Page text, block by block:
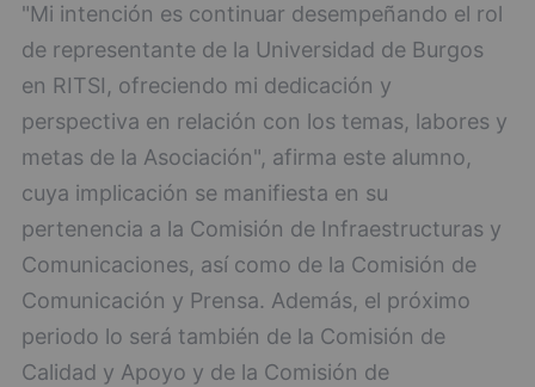
"Mi intención es continuar desempeñando el rol
de representante de la Universidad de Burgos
en RITSI, ofreciendo mi dedicación y
perspectiva en relación con los temas, labores y
metas de la Asociación", afirma este alumno,
cuya implicación se manifiesta en su
pertenencia a la Comisión de Infraestructuras y
Comunicaciones, así como de la Comisión de
Comunicación y Prensa. Además, el próximo
periodo lo será también de la Comisión de
Calidad y Apoyo y de la Comisión de